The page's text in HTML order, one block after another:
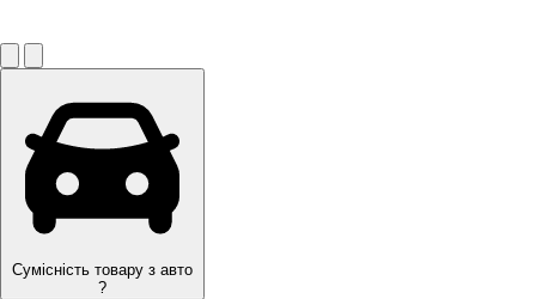
Сумісність товару з авто
?